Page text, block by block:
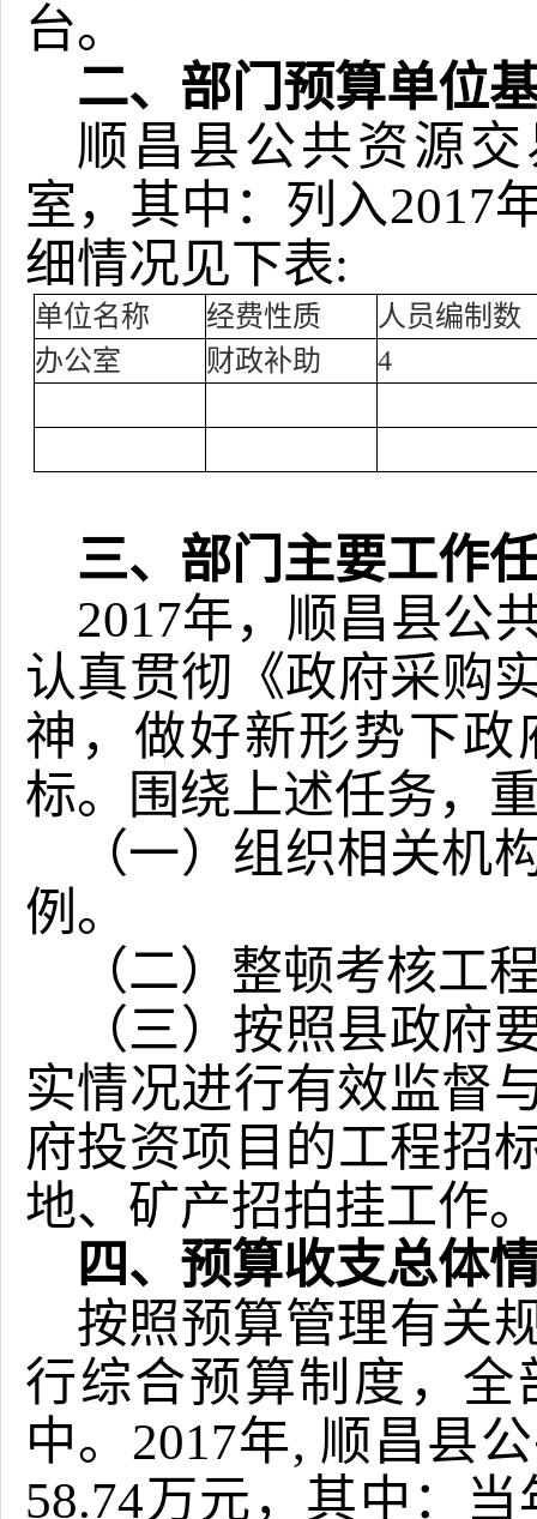
台。
二、部门预算单位
顺昌县公共资源
室，其中：列入2017
细情况见下表:
单位名称 经费性质
人员编制数
办公室
财政补助 4
三、部门主要工作
2017年，顺昌县公
认真贯彻《政府采购
神，做好新形势下
标。围绕上述任务，
（一）组织相关机
例。
（二）整顿考核工
（三）按照县政府
实情况进行有效监督
府投资项目的工程招
地、矿产招拍挂工作
四、预算收支总体
按照预算管理有关
行综合预算制度，
中。 2017年, 顺昌县
58.74万元，其中：